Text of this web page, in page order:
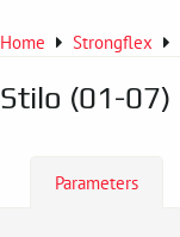
Home Strongflex
Stilo (01-07)
Parameters